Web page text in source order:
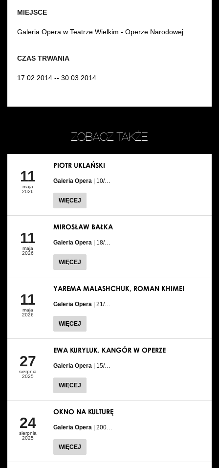
CZAS TRWANIA
17.02.2014 -- 30.03.2014
MIEJSCE
Galeria Opera w Teatrze Wielkim - Operze Narodowej
ZOBACZ TAKŻE
11
maja
2026
PIOTR UKLAŃSKI
Galeria Opera | 10/…
WIĘCEJ
11
maja
2026
MIROSŁAW BAŁKA
Galeria Opera | 18/…
WIĘCEJ
11
maja
2026
YAREMA MALASHCHUK, ROMAN KHIMEI
Galeria Opera | 21/…
WIĘCEJ
27
sierpnia
2025
EWA KURYLUK. KANGÓR W OPERZE
Galeria Opera | 15/…
WIĘCEJ
24
sierpnia
2025
OKNO NA KULTURĘ
Galeria Opera | 200…
WIĘCEJ